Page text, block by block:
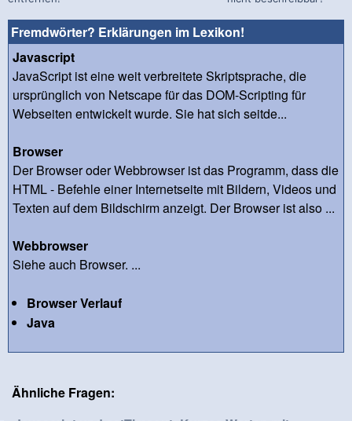
Fremdwörter? Erklärungen im Lexikon!
Javascript
JavaScript ist eine weit verbreitete Skriptsprache, die
ursprünglich von Netscape für das DOM-Scripting für
Webseiten entwickelt wurde. Sie hat sich seitde...
Browser
Der Browser oder Webbrowser ist das Programm, dass die
HTML - Befehle einer Internetseite mit Bildern, Videos und
Texten auf dem Bildschirm anzeigt. Der Browser ist also ...
Webbrowser
Siehe auch Browser. ...
Browser Verlauf
Java
Ähnliche Fragen: